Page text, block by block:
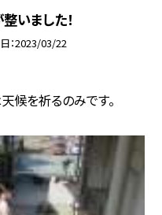
いました！
2023/03/22
候を祈るのみです。